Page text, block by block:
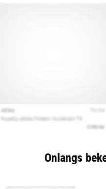
Onlangs